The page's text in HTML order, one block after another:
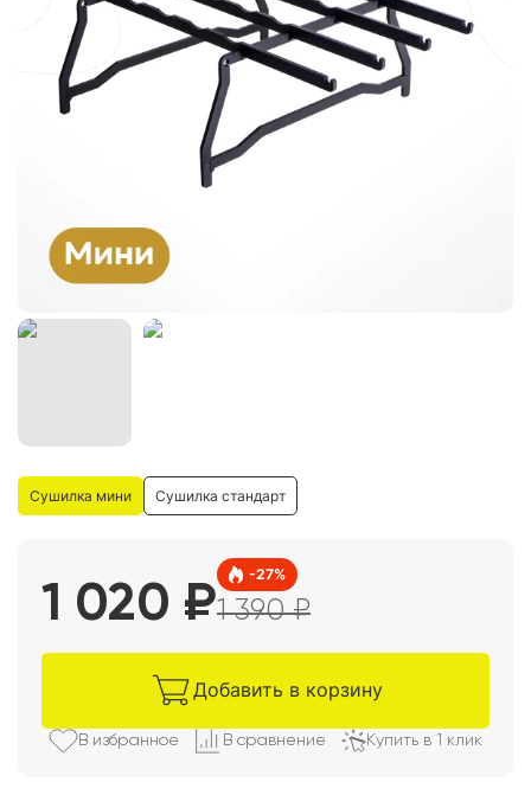
Сушилка мини Сушилка стандарт
1 020 ₽
-27%
1 390₽
Добавить в корзину
В избранное В сравнение Купить в 1 клик